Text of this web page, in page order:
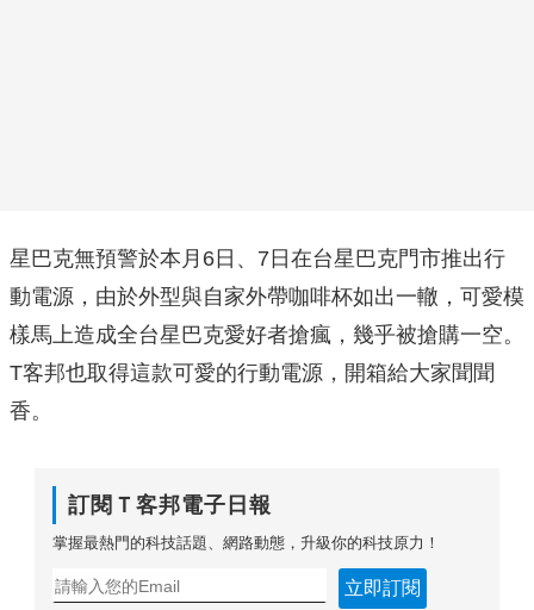
星巴克無預警於本月6日、7日在台星巴克門市推出行
動電源，由於外型與自家外帶咖啡杯如出一轍，可愛模
樣馬上造成全台星巴克愛好者搶瘋，幾乎被搶購一空。
T客邦也取得這款可愛的行動電源，開箱給大家聞聞
香。
訂閱Ｔ客邦電子日報
掌握最熱門的科技話題、網路動態，升級你的科技原力！
立即訂閱